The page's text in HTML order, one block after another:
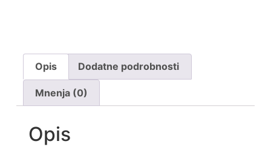
Opis Dodatne podrobnosti
Mnenja (0)
Opis